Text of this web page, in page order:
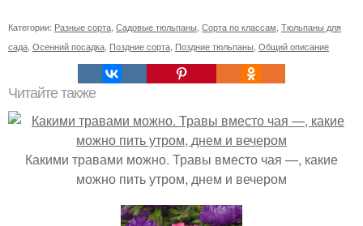
Категории: Разные сорта Садовые тюльпаны Сорта по классам Тюльпаны для
сада Осенний посадка Поздние сорта Поздние тюльпаны Общий описание
Читайте также
Какими травами можно. Травы вместо чая —, какие
можно пить утром, днем и вечером